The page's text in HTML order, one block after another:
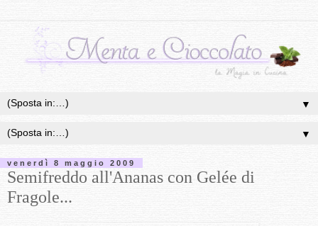
▼
▼
venerdì 8 maggio 2009
Semifreddo all'Ananas con Gelée di
Fragole...